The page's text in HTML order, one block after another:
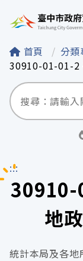
臺中
首頁 分
30910-01-01-2
:::
30910-
地
統計本局及各地